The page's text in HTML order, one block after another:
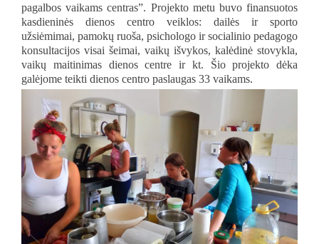
pagalbos vaikams centras”. Projekto metu buvo finansuotos
kasdieninės dienos centro veiklos: dailės ir sporto
užsiėmimai, pamokų ruoša, psichologo ir socialinio pedagogo
konsultacijos visai šeimai, vaikų išvykos, kalėdinė stovykla,
vaikų maitinimas dienos centre ir kt. Šio projekto dėka
galėjome teikti dienos centro paslaugas 33 vaikams.